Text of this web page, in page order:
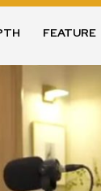
FEATURE